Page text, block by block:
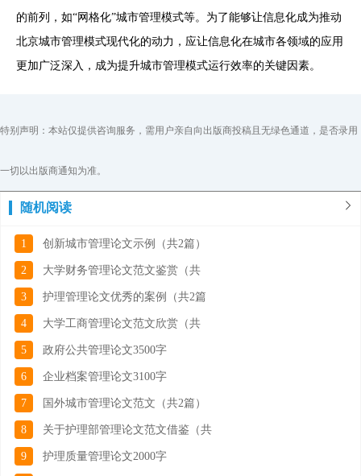
的前列，如“网格化”城市管理模式等。为了能够让信息化成为推动
北京城市管理模式现代化的动力，应让信息化在城市各领域的应用
更加广泛深入，成为提升城市管理模式运行效率的关键因素。
特别声明：本站仅提供咨询服务，需用户亲自向出版商投稿且无绿色通道，是否录用
一切以出版商通知为准。
随机阅读
1 创新城市管理论文示例（共2篇）
2 大学财务管理论文范文鉴赏（共
3 护理管理论文优秀的案例（共2篇
4 大学工商管理论文范文欣赏（共
5 政府公共管理论文3500字
6 企业档案管理论文3100字
7 国外城市管理论文范文（共2篇）
8 关于护理部管理论文范文借鉴（共
9 护理质量管理论文2000字